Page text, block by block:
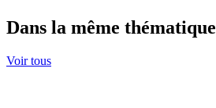
Dans la même thématique
Voir tous